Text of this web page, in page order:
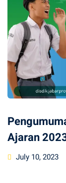
Ajaran
Posted
July 10, 2023